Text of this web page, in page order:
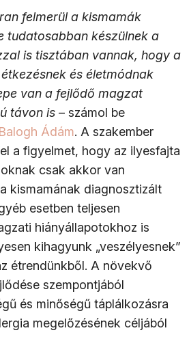
felmerül a kismamák
tudatosabban készülnek a
is tisztában vannak, hogy a
és életmódnak
van a fejlődő magzat
távon is – számol be
Ádám. A szakember
a figyelmet, hogy az ilyesfajta
csak akkor van
kismamának diagnosztizált
esetben teljesen
hiányállapotokhoz is
kihagyunk „veszélyesnek”
étrendünkből. A növekvő
szempontjából
és minőségű táplálkozásra
megelőzésének céljából